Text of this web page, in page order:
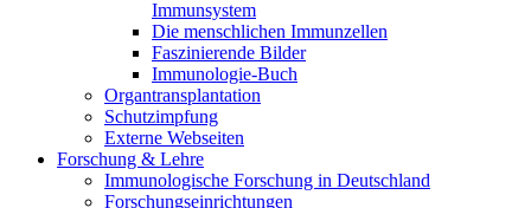
Immunsystem
Die menschlichen Immunzellen
Faszinierende Bilder
Immunologie-Buch
Organtransplantation
Schutzimpfung
Externe Webseiten
Forschung & Lehre
Immunologische Forschung in Deutschland
Forschungseinrichtungen